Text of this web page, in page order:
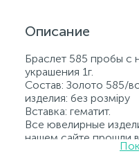
Описание
Браслет 585 пробы с
украшения 1г.
Состав: Золото 585/
изделия: без розміру
Вставка: гематит.
Все ювелирные
нашем сайте прошли
качества, а также